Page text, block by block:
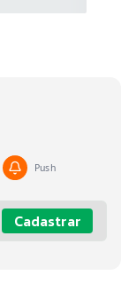
Push
Cadastrar